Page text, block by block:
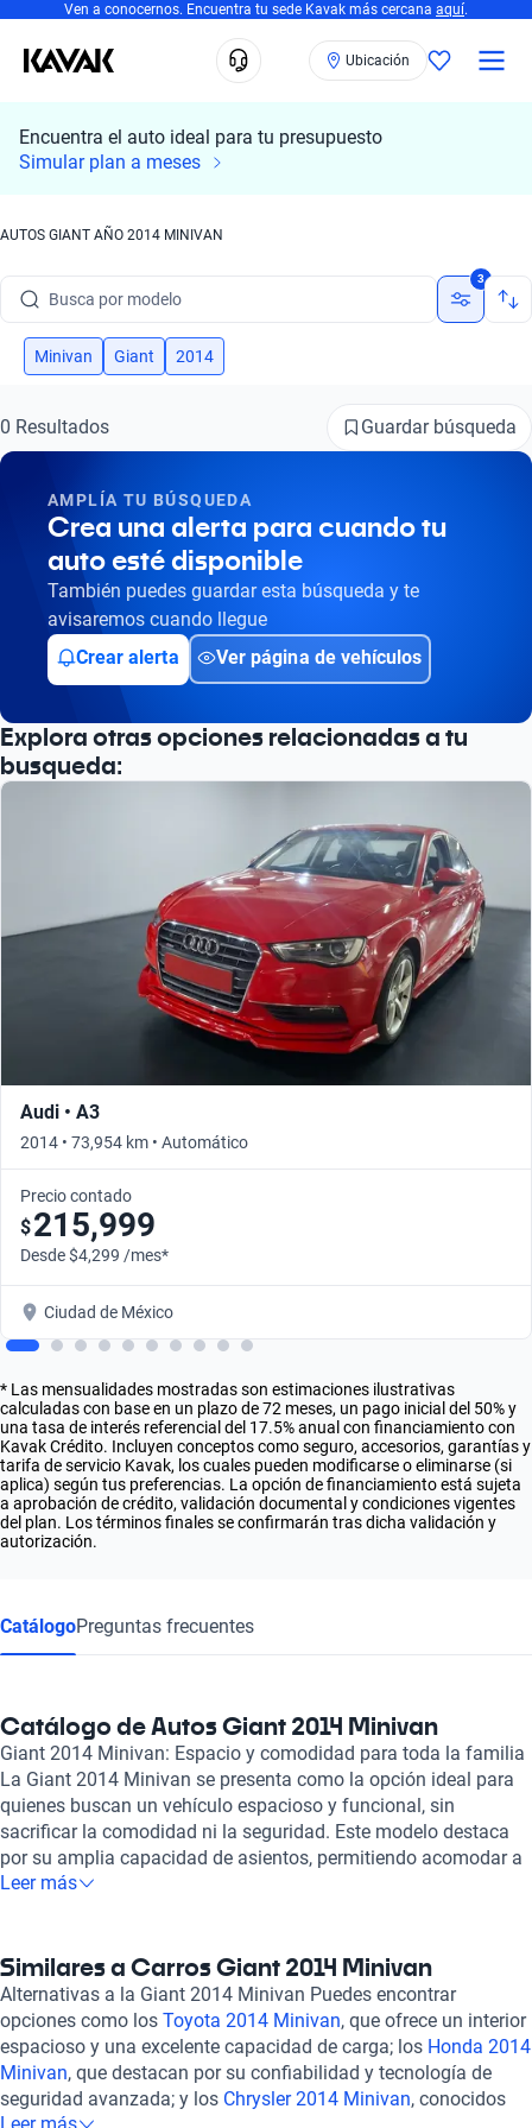
Ven a conocernos. Encuentra tu sede Kavak más cercana aquí.
Ubicación
Encuentra el auto ideal para tu presupuesto
Simular plan a meses
AUTOS GIANT AÑO 2014 MINIVAN
Busca por modelo
Busca por versión
Busca por marca
Busca por modelo
Busca por versión
Busca por año
3
Minivan Giant 2014
0 Resultados Guardar búsqueda
AMPLÍA TU BÚSQUEDA
Crea una alerta para cuando tu
auto esté disponible
También puedes guardar esta búsqueda y te
avisaremos cuando llegue
Crear alerta
Ver página de vehículos
Explora otras opciones relacionadas a tu
busqueda:
Audi • A3
2014 • 73,954 km • Automático
Precio contado
$215,999
Desde $4,299 /mes*
Ciudad de México
* Las mensualidades mostradas son estimaciones ilustrativas
calculadas con base en un plazo de 72 meses, un pago inicial del 50% y
una tasa de interés referencial del 17.5% anual con financiamiento con
Kavak Crédito. Incluyen conceptos como seguro, accesorios, garantías y
tarifa de servicio Kavak, los cuales pueden modificarse o eliminarse (si
aplica) según tus preferencias. La opción de financiamiento está sujeta
a aprobación de crédito, validación documental y condiciones vigentes
del plan. Los términos finales se confirmarán tras dicha validación y
autorización.
CatálogoPreguntas frecuentes
Catálogo de Autos Giant 2014 Minivan
Giant 2014 Minivan: Espacio y comodidad para toda la familia
La Giant 2014 Minivan se presenta como la opción ideal para
quienes buscan un vehículo espacioso y funcional, sin
sacrificar la comodidad ni la seguridad. Este modelo destaca
por su amplia capacidad de asientos, permitiendo acomodar a
toda la familia y sus pertenencias en un solo viaje. Su interior
experiencia de conducción placentera. La Giant 2014 Minivan
cuenta con características que mejoran la seguridad, como
sistemas de frenos avanzados y múltiples airbags, que brindan
tranquilidad en cada trayecto. Su rendimiento es igualmente
notable, con un motor eficiente que optimiza el consumo de
combustible, ideal para viajes largos y recorridos diarios.
Además, su diseño aerodinámico y espacioso permite un
Leer más
Similares a Carros Giant 2014 Minivan
Alternativas a la Giant 2014 Minivan Puedes encontrar
opciones como los Toyota 2014 Minivan, que ofrece un interior
espacioso y una excelente capacidad de carga; los Honda 2014
Minivan, que destacan por su confiabilidad y tecnología de
seguridad avanzada; y los Chrysler 2014 Minivan, conocidos
Leer más